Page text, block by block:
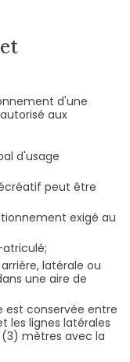
d'une
aux
d'usage
peut être
exigé au
latérale ou
une aire de
est conservée entre
les lignes latérales
mètres avec la